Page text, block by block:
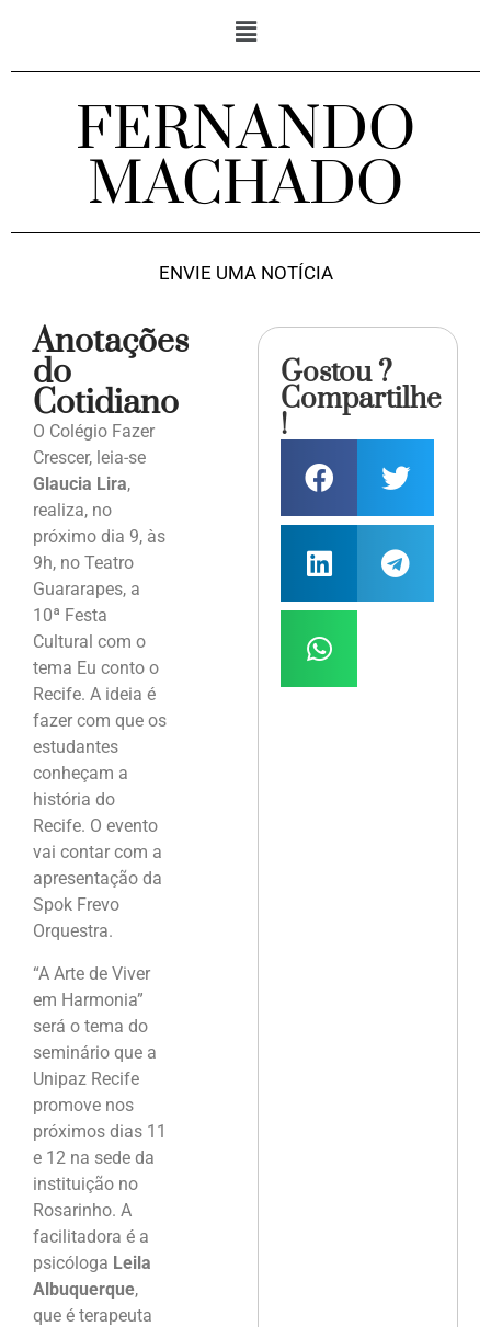
FERNANDO
MACHADO
ENVIE UMA NOTÍCIA
Anotações
do
Cotidiano
O Colégio Fazer
Crescer, leia-se
Glaucia Lira,
realiza, no
próximo dia 9, às
9h, no Teatro
Guararapes, a
10ª Festa
Cultural com o
tema Eu conto o
Recife. A ideia é
fazer com que os
estudantes
conheçam a
história do
Recife. O evento
vai contar com a
apresentação da
Spok Frevo
Orquestra.
“A Arte de Viver
em Harmonia”
será o tema do
seminário que a
Unipaz Recife
promove nos
próximos dias 11
e 12 na sede da
instituição no
Rosarinho. A
facilitadora é a
psicóloga Leila
Albuquerque,
que é terapeuta
Gostou ?
Compartilhe
!